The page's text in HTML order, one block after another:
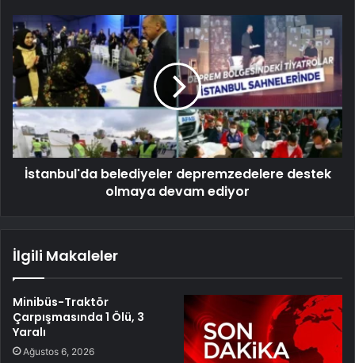
İstanbul'da belediyeler depremzedelere destek
olmaya devam ediyor
İlgili Makaleler
Minibüs-Traktör
Çarpışmasında 1 Ölü, 3
Yaralı
Ağustos 6, 2026